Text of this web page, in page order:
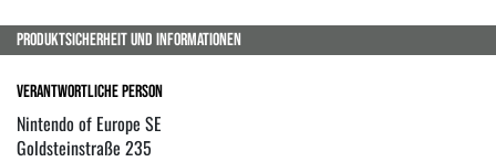
PRODUKTSICHERHEIT UND INFORMATIONEN
Verantwortliche Person
Nintendo of Europe SE
Goldsteinstraße 235